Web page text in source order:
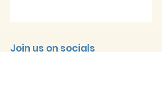
Join us on socials